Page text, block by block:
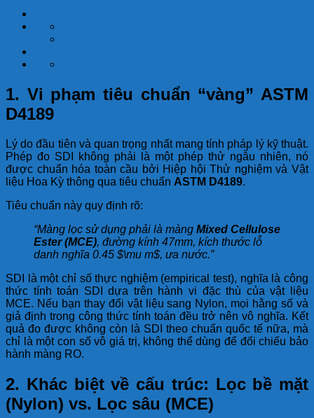
1. Vi phạm tiêu chuẩn “vàng” ASTM
D4189
Lý do đầu tiên và quan trọng nhất mang tính pháp lý kỹ thuật.
Phép đo SDI không phải là một phép thử ngẫu nhiên, nó
được chuẩn hóa toàn cầu bởi Hiệp hội Thử nghiệm và Vật
liệu Hoa Kỳ thông qua tiêu chuẩn ASTM D4189.
Tiêu chuẩn này quy định rõ:
“Màng lọc sử dụng phải là màng Mixed Cellulose
Ester (MCE), đường kính 47mm, kích thước lỗ
danh nghĩa 0.45 $\mu m$, ưa nước.”
SDI là một chỉ số thực nghiệm (empirical test), nghĩa là công
thức tính toán SDI dựa trên hành vi đặc thù của vật liệu
MCE. Nếu bạn thay đổi vật liệu sang Nylon, mọi hằng số và
giả định trong công thức tính toán đều trở nên vô nghĩa. Kết
quả đo được không còn là SDI theo chuẩn quốc tế nữa, mà
chỉ là một con số vô giá trị, không thể dùng để đối chiếu bảo
hành màng RO.
2. Khác biệt về cấu trúc: Lọc bề mặt
(Nylon) vs. Lọc sâu (MCE)